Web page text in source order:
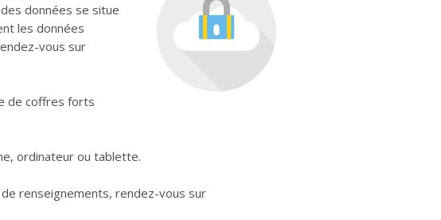
données se situe
les données
vous sur
de coffres forts
ordinateur ou tablette.
renseignements, rendez-vous sur